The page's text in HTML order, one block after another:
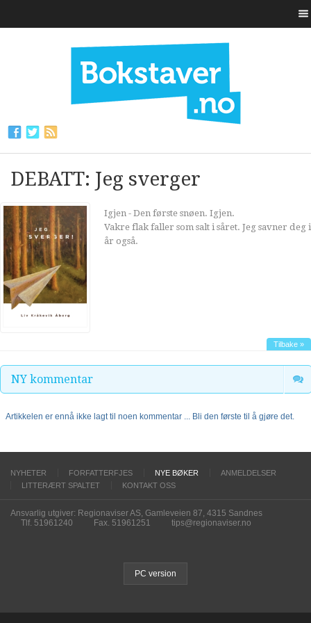
DEBATT: Jeg sverger
Igjen - Den første snøen. Igjen.
Vakre flak faller som salt i såret. Jeg savner deg i
år også.
Tilbake »
NY kommentar
Artikkelen er ennå ikke lagt til noen kommentar ... Bli den første til å gjøre det.
NYHETER FORFATTERFJES NYE BØKER
ANMELDELSER
LITTERÆRT SPALTET
KONTAKT OSS
Ansvarlig utgiver: Regionaviser AS, Gamleveien 87, 4315 Sandnes
Tlf. 51961240
Fax. 51961251 tips@regionaviser.no
PC version